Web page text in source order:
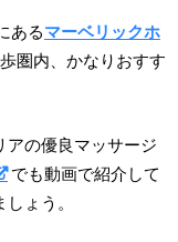
あるマーベリックホ
圏内、かなりおすす
アの優良マッサージ
でも動画で紹介して
ょう。